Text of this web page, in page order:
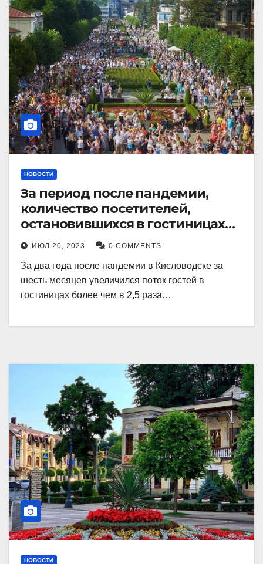
НОВОСТИ
За период после пандемии,
количество посетителей,
остановившихся в гостиницах
Кисловодска, выросло в 2,5 раза.
ИЮЛ 20, 2023 0 COMMENTS
За два года после пандемии в Кисловодске за
шесть месяцев увеличился поток гостей в
гостиницах более чем в 2,5 раза…
НОВОСТИ